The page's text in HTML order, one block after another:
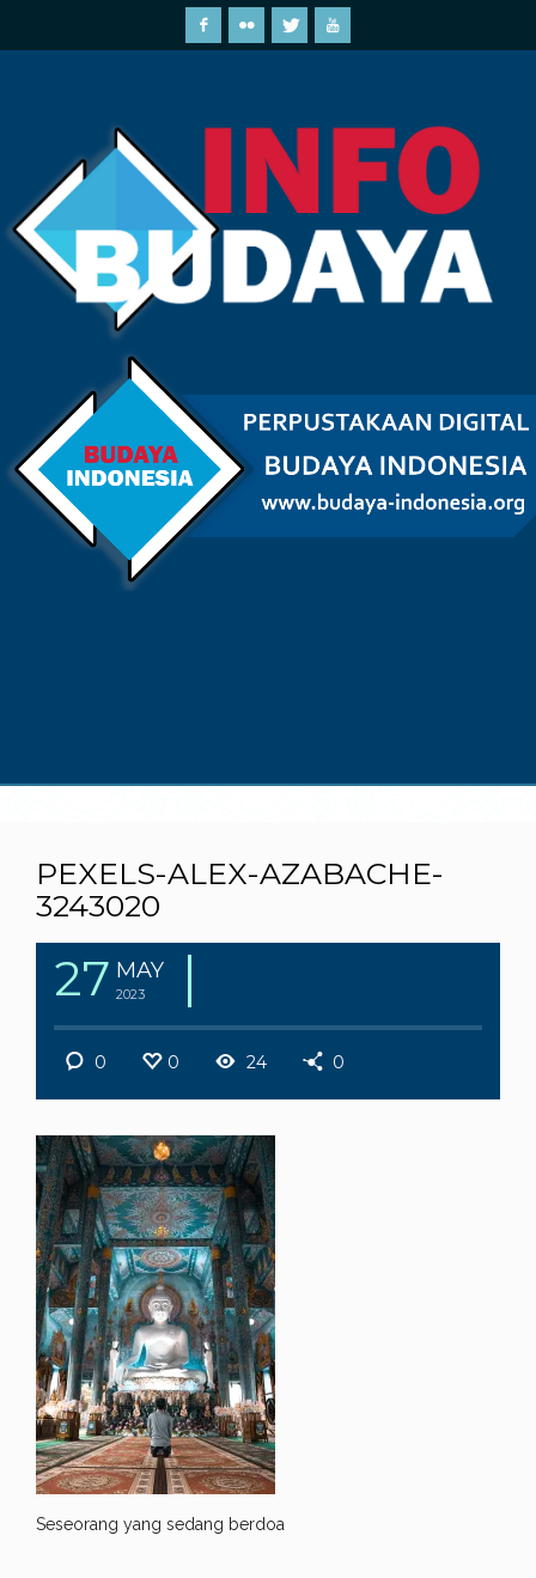
PEXELS-ALEX-AZABACHE-
3243020
27 MAY
2023
0 0 24 0
Seseorang yang sedang berdoa